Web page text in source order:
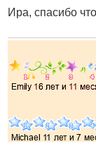
б
щ
н
Ира, спасибо